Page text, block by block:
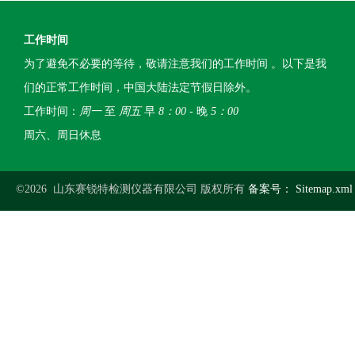
工作时间
为了避免不必要的等待，敬请注意我们的工作时间 。以下是我
们的正常工作时间，中国大陆法定节假日除外。
工作时间： 周一至 周五早 8：00 - 晚 5：00
周六、周日休息
©2026 山东赛锐特检测仪器有限公司 版权所有 备案号： Sitemap.xml